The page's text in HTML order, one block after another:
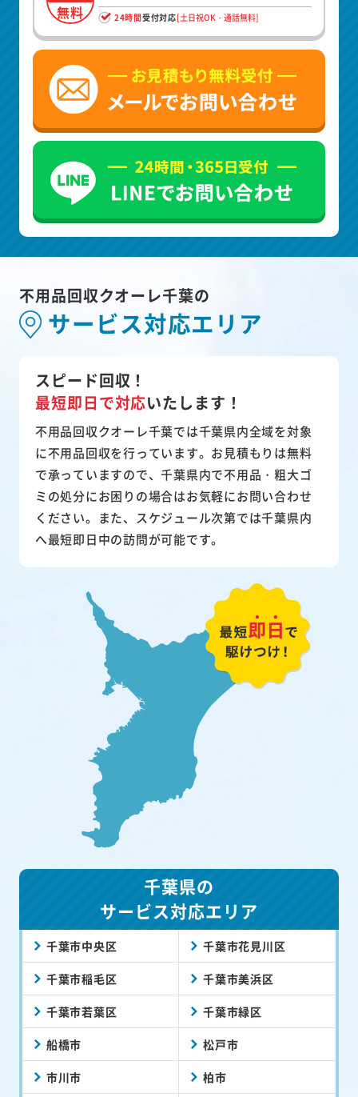
無料 24時間受付対応[土日祝OK・通話無料]
不用品回収クオーレ千葉の
サービス対応エリア
スピード回収！
最短即日で対応いたします！
不用品回収クオーレ千葉では千葉県内全域を対象
に不用品回収を行っています。お見積もりは無料
で承っていますので、千葉県内で不用品・粗大ゴ
ミの処分にお困りの場合はお気軽にお問い合わせ
ください。また、スケジュール次第では千葉県内
へ最短即日中の訪問が可能です。
千葉県の
サービス対応エリア
千葉市中央区 千葉市花見川区
千葉市稲毛区 千葉市美浜区
千葉市若葉区 千葉市緑区
船橋市 松戸市
市川市 柏市